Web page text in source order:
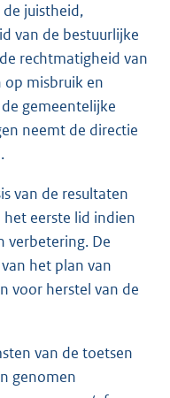
juistheid,
van de bestuurlijke
rechtmatigheid van
op misbruik en
gemeentelijke
neemt de directie
van de resultaten
eerste lid indien
verbetering. De
het plan van
voor herstel van de
van de toetsen
genomen